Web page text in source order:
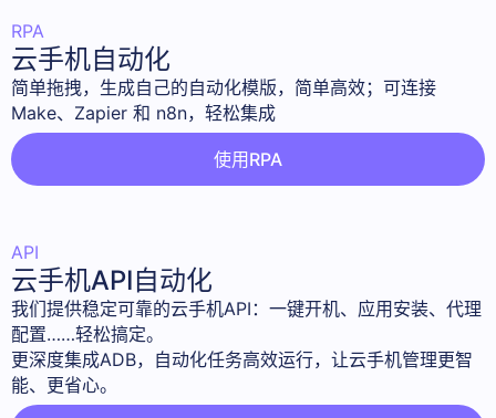
RPA
云手机自动化
简单拖拽，生成自己的自动化模版，简单高效；可连接
Make、Zapier 和 n8n，轻松集成
使用RPA
API
云手机API自动化
我们提供稳定可靠的云手机API：一键开机、应用安装、代理
配置……轻松搞定。
更深度集成ADB，自动化任务高效运行，让云手机管理更智
能、更省心。